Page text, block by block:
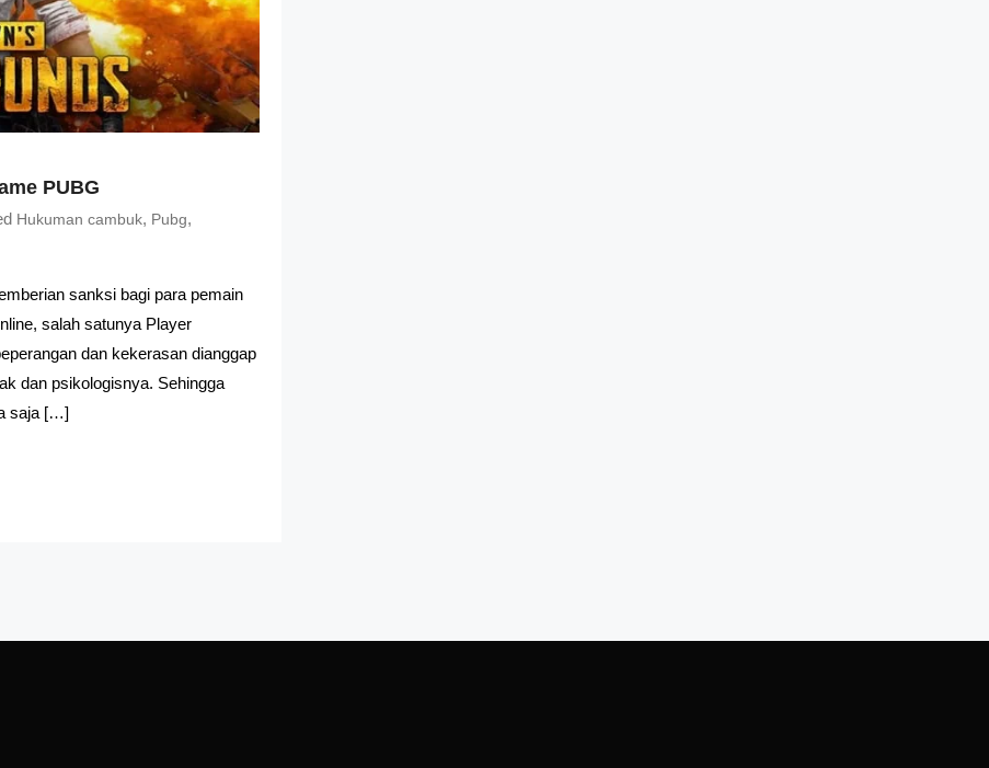
PUBG
Hukuman cambuk, Pubg,
sanksi bagi para pemain
salah satunya Player
dan kekerasan dianggap
dan psikologisnya. Sehingga
saja […]